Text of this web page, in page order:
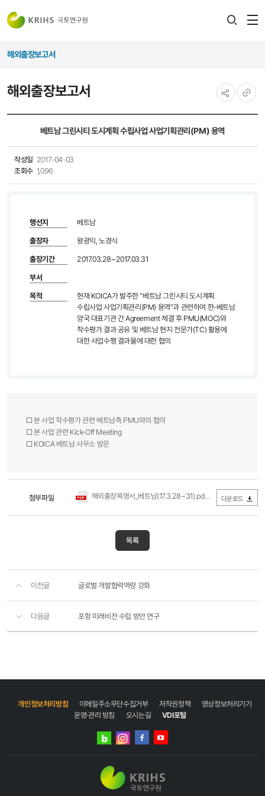
해외출장보고서
해외출장보고서
베트남 그린시티 도시계획 수립사업 사업기획관리(PM) 용역
작성일 2017-04-03
조회수 1,096
행선지 베트남
출장자 왕광익, 노경식
출장기간 2017.03.28~2017.03.31
부서
목적
현재 KOICA가 발주한 "베트남 그린시티 도시계획
수립사업 사업기획관리(PM) 용역"과 관련하여 한-베트남
양국 대표기관 간 Agreement 체결 후 PMU(MOC)와
착수평가 결과 공유 및 베트남 현지 전문가(TC) 활용에
대한 사업수행 결과물에 대한 협의
□ 본 사업 착수평가 관련 베트남측 PMU와의 협의
□ 본 사업 관련 Kick-Off Meeting
□ KOICA 베트남 사무소 방문​
첨부파일 해외출장복명서_베트남(17.3.28~31).pdf (0Byte / 다운로드 268회)
다운로드
목록
이전글 글로벌 개발협력역량 강화
다음글 포항 미래비전 수립 방안 연구
개인정보처리방침 이메일주소무단수집거부 저작권정책
영상정보처리기기
운영·관리 방침
오시는길 VDI포털
네이버
인스타그램